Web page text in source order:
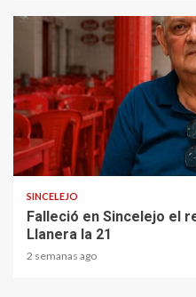
1 min read
SINCELEJO
Falleció en Sincelejo el
Llanera la 21
2 semanas ago